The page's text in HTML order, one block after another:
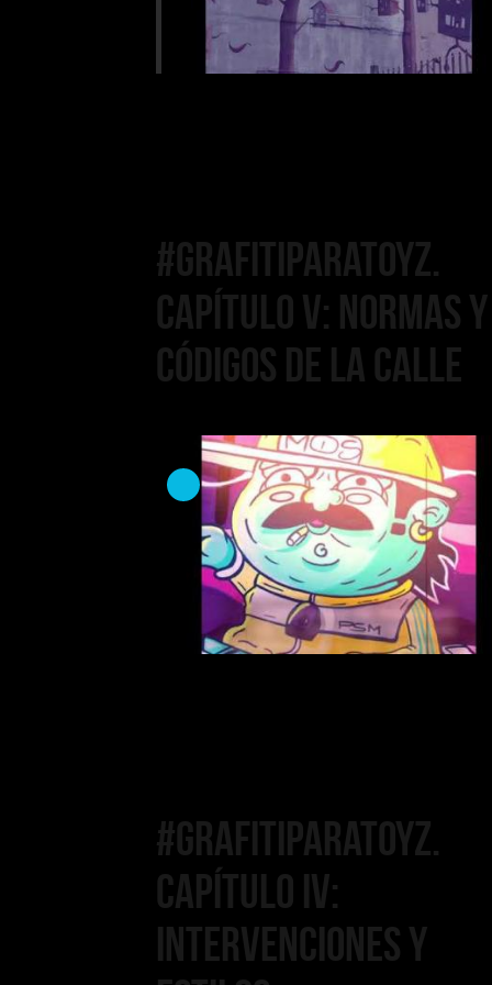
#GrafitiParaToyz.
Capítulo V: Normas y
Códigos de la Calle
#GrafitiParaToyz.
Capítulo lV:
Intervenciones y
Estilos
#GrafitiParaToyz.
Capítulo IV:
Intervenciones y